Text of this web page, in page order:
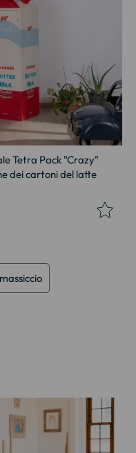
Tetra Pack "Crazy"
dei cartoni del latte